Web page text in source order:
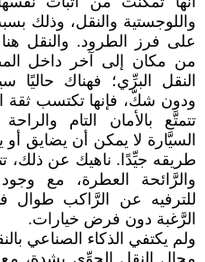
واللوجستية والنقل، وذلك
على فرز الطرود. والنقل
من مكان إلى آخر داخل
النقل البرِّي؛ فهناك حاليًا
ودون شكّ، فإنها تكتسب ثقة
تتمتَّع بالأمان التام
السيَّارة لا يمكن أن يضايق
طريقه جيِّدًا. ناهيك عن ذلك،
والرَّائحة العطرة، مع
للترفيه عن الرَّاكب طوال
الرَّغبة دون فرض خيارات.
ولم يكتفي الذكاء الصناعي